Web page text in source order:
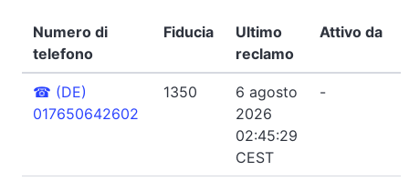
Numero di
telefono
Fiducia
Ultimo
reclamo
Attivo da
☎ (DE)
017650642602
1350
6 agosto
2026
02:45:29
CEST
-